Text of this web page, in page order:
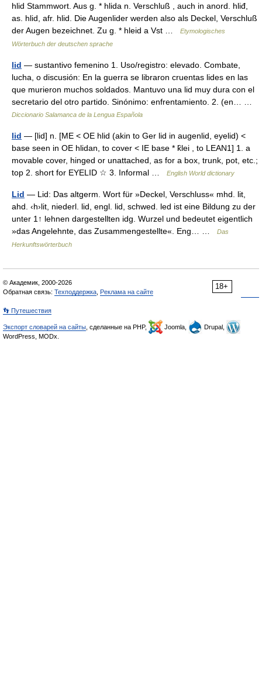
hlid Stammwort. Aus g. * hlida n. Verschluß , auch in anord. hliđ,
as. hlid, afr. hlid. Die Augenlider werden also als Deckel, Verschluß
der Augen bezeichnet. Zu g. * hleid a Vst …
Etymologisches
Wörterbuch der deutschen sprache
lid — sustantivo femenino 1. Uso/registro: elevado. Combate,
lucha, o discusión: En la guerra se libraron cruentas lides en las
que murieron muchos soldados. Mantuvo una lid muy dura con el
secretario del otro partido. Sinónimo: enfrentamiento. 2. (en… …
Diccionario Salamanca de la Lengua Española
lid — [lid] n. [ME < OE hlid (akin to Ger lid in augenlid, eyelid) <
base seen in OE hlidan, to cover < IE base * k̑lei , to LEAN1] 1. a
movable cover, hinged or unattached, as for a box, trunk, pot, etc.;
top 2. short for EYELID ☆ 3. Informal …
English World dictionary
Lid — Lid: Das altgerm. Wort für »Deckel, Verschluss« mhd. lit,
ahd. ‹h›lit, niederl. lid, engl. lid, schwed. led ist eine Bildung zu der
unter 1↑ lehnen dargestellten idg. Wurzel und bedeutet eigentlich
»das Angelehnte, das Zusammengestellte«. Eng… …
Das
Herkunftswörterbuch
18+
© Академик, 2000-2026
Обратная связь: Техподдержка Реклама на сайте
👣 Путешествия
Экспорт словарей на сайты , сделанные на PHP, Joomla,
Drupal,
WordPress, MODx.